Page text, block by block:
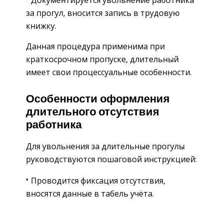
за прогул, вносится запись в трудовую
книжку.
Данная процедура применима при
краткосрочном пропуске, длительный
имеет свои процессуальные особенности.
Особенности оформления
длительного отсутствия
работника
Для увольнения за длительные прогулы
руководствуются пошаговой инструкцией:
Проводится фиксация отсутствия,
вносятся данные в табель учёта.